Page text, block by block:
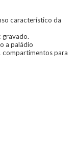
característico da
gravado.
a paládio
compartimentos para